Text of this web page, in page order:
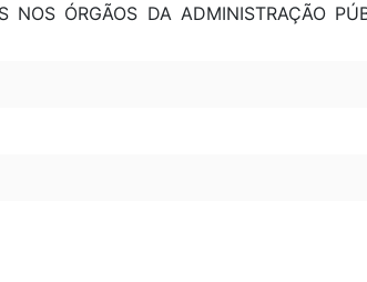
NOS ÓRGÃOS DA ADMINISTRAÇÃO